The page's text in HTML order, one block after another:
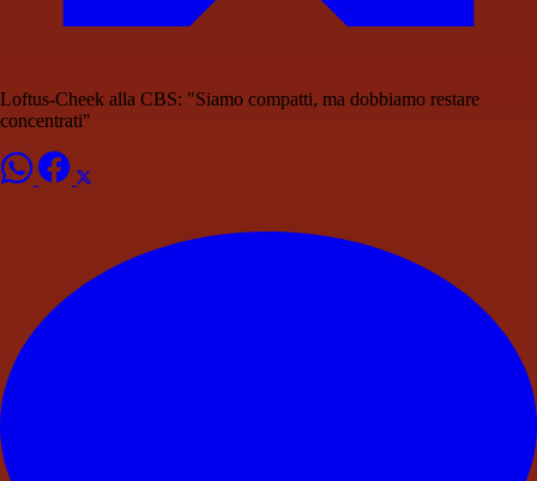
Loftus-Cheek alla CBS: "Siamo compatti, ma dobbiamo restare
concentrati"